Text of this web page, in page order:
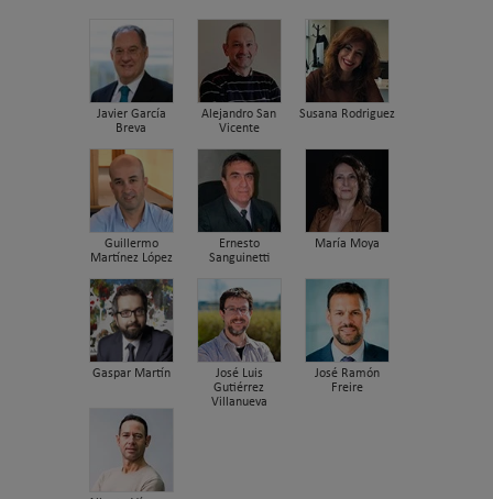
Javier García
Breva
Alejandro San
Vicente
Susana Rodriguez
Guillermo
Martínez López
Ernesto
Sanguinetti
María Moya
Gaspar Martín
José Luis
Gutiérrez
Villanueva
José Ramón
Freire